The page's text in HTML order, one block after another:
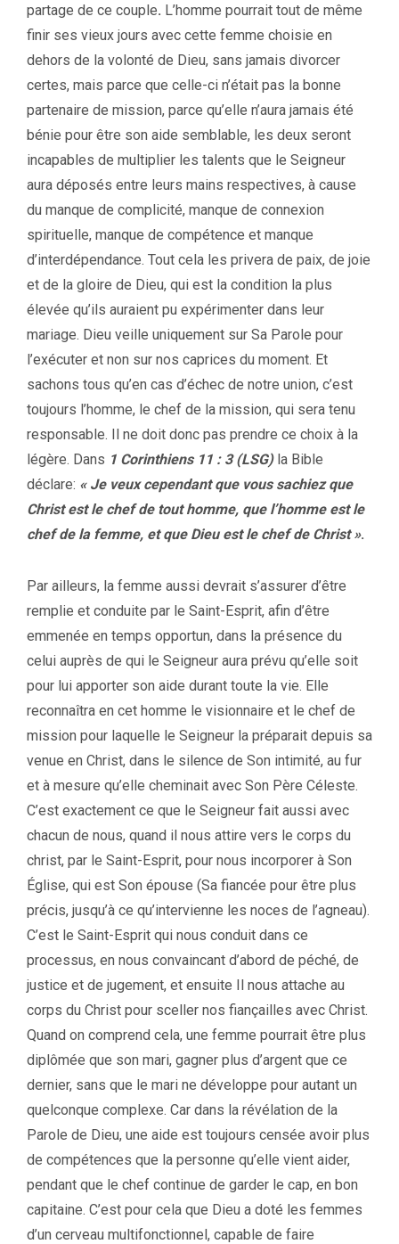
partage de ce couple. L’homme pourrait tout de même
finir ses vieux jours avec cette femme choisie en
dehors de la volonté de Dieu, sans jamais divorcer
certes, mais parce que celle-ci n’était pas la bonne
partenaire de mission, parce qu’elle n’aura jamais été
bénie pour être son aide semblable, les deux seront
incapables de multiplier les talents que le Seigneur
aura déposés entre leurs mains respectives, à cause
du manque de complicité, manque de connexion
spirituelle, manque de compétence et manque
d’interdépendance. Tout cela les privera de paix, de joie
et de la gloire de Dieu, qui est la condition la plus
élevée qu’ils auraient pu expérimenter dans leur
mariage. Dieu veille uniquement sur Sa Parole pour
l’exécuter et non sur nos caprices du moment. Et
sachons tous qu’en cas d’échec de notre union, c’est
toujours l’homme, le chef de la mission, qui sera tenu
responsable. Il ne doit donc pas prendre ce choix à la
légère. Dans 1 Corinthiens 11 : 3 (LSG)la Bible
déclare: « Je veux cependant que vous sachiez que
Christ est le chef de tout homme, que l’homme est le
chef de la femme, et que Dieu est le chef de Christ ».
Par ailleurs, la femme aussi devrait s’assurer d’être
remplie et conduite par le Saint-Esprit, afin d’être
emmenée en temps opportun, dans la présence du
celui auprès de qui le Seigneur aura prévu qu’elle soit
pour lui apporter son aide durant toute la vie. Elle
reconnaîtra en cet homme le visionnaire et le chef de
mission pour laquelle le Seigneur la préparait depuis sa
venue en Christ, dans le silence de Son intimité, au fur
et à mesure qu’elle cheminait avec Son Père Céleste.
C’est exactement ce que le Seigneur fait aussi avec
chacun de nous, quand il nous attire vers le corps du
christ, par le Saint-Esprit, pour nous incorporer à Son
Église, qui est Son épouse (Sa fiancée pour être plus
précis, jusqu’à ce qu’intervienne les noces de l’agneau).
C’est le Saint-Esprit qui nous conduit dans ce
processus, en nous convaincant d’abord de péché, de
justice et de jugement, et ensuite Il nous attache au
corps du Christ pour sceller nos fiançailles avec Christ.
Quand on comprend cela, une femme pourrait être plus
diplômée que son mari, gagner plus d’argent que ce
dernier, sans que le mari ne développe pour autant un
quelconque complexe. Car dans la révélation de la
Parole de Dieu, une aide est toujours censée avoir plus
de compétences que la personne qu’elle vient aider,
pendant que le chef continue de garder le cap, en bon
capitaine. C’est pour cela que Dieu a doté les femmes
d’un cerveau multifonctionnel, capable de faire